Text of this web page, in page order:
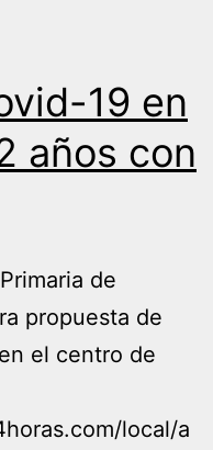
19 en
años con
de
propuesta de
el centro de
local/a